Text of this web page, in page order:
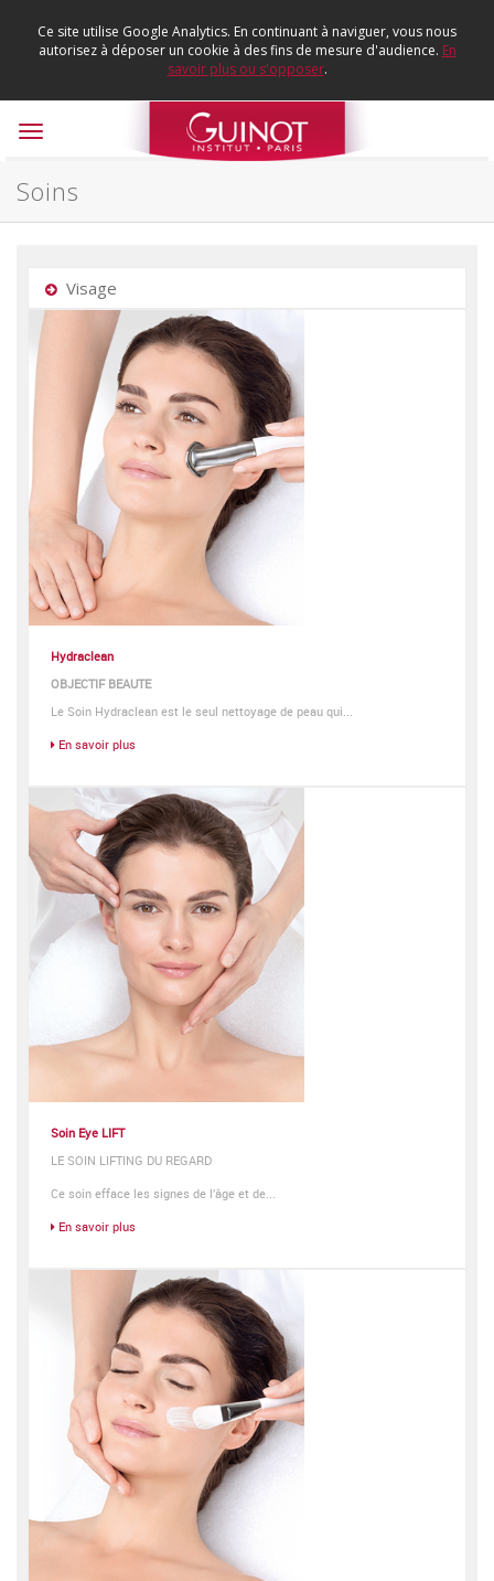
Ce site utilise Google Analytics. En continuant à naviguer, vous nous
autorisez à déposer un cookie à des fins de mesure d'audience. En
savoir plus ou s'opposer.
Toggle
Soins
Visage
Hydraclean
OBJECTIF BEAUTE
Le Soin Hydraclean est le seul nettoyage de peau qui...
En savoir plus
Soin Eye LIFT
LE SOIN LIFTING DU REGARD
Ce soin efface les signes de l’âge et de...
En savoir plus